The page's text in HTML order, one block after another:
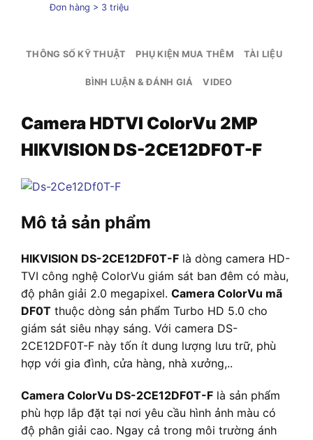
Đơn hàng > 3 triệu
THÔNG SỐ KỸ THUẬT PHỤ KIỆN MUA THÊM TÀI LIỆU
BÌNH LUẬN & ĐÁNH GIÁ VIDEO
Camera HDTVI ColorVu 2MP
HIKVISION DS-2CE12DF0T-F
Mô tả sản phẩm
HIKVISION DS-2CE12DF0T-F là dòng camera HD-
TVI công nghệ ColorVu giám sát ban đêm có màu,
độ phân giải 2.0 megapixel. Camera ColorVu mã
DF0T thuộc dòng sản phẩm Turbo HD 5.0 cho
giám sát siêu nhạy sáng. Với camera DS-
2CE12DF0T-F này tốn ít dung lượng lưu trữ, phù
hợp với gia đình, cửa hàng, nhà xưởng,..
Camera ColorVu DS-2CE12DF0T-F là sản phẩm
phù hợp lắp đặt tại nơi yêu cầu hình ảnh màu có
độ phân giải cao. Ngay cả trong môi trường ánh